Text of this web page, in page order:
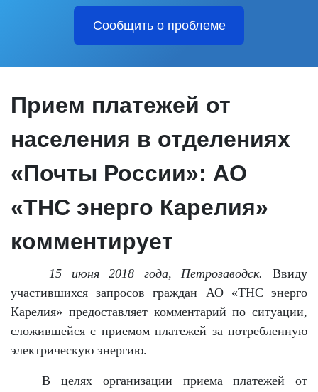
Сообщить о проблеме
Прием платежей от
населения в отделениях
«Почты России»: АО
«ТНС энерго Карелия»
комментирует
15 июня 2018 года, Петрозаводск.
Ввиду
участившихся запросов граждан АО «ТНС энерго
Карелия» предоставляет комментарий по ситуации,
сложившейся с приемом платежей за потребленную
электрическую энергию.
В целях организации приема платежей от